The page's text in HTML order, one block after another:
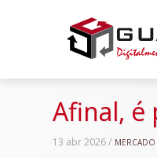
Afinal, é
13 abr 2026 /